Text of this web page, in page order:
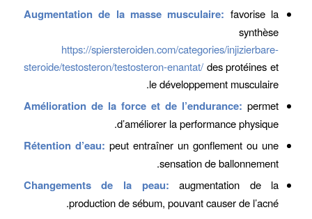
Augmentation de la masse musculaire: favorise la
synthèse
https://spiersteroiden.com/categories/injizierbare-
steroide/testosteron/testosteron-enantat/des protéines et
le développement musculaire.
Amélioration de la force et de l’endurance: permet
d’améliorer la performance physique.
Rétention d’eau: peut entraîner un gonflement ou une
sensation de ballonnement.
Changements de la peau: augmentation de la
production de sébum, pouvant causer de l’acné.